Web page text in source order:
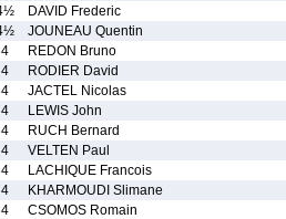
DAVID Frederic
JOUNEAU Quentin
4
REDON Bruno
4
RODIER David
4
JACTEL Nicolas
4
LEWIS John
4
RUCH Bernard
4
VELTEN Paul
4
LACHIQUE Francois
4
KHARMOUDI Slimane
4
CSOMOS Romain